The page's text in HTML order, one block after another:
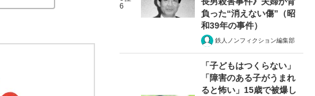
6
負った“消えない傷”（昭
和39年の事件）
鉄人ノンフィクション編集部
「子どもはつくらない」
「障害のある子がうまれ
ると怖い」15歳で被爆し